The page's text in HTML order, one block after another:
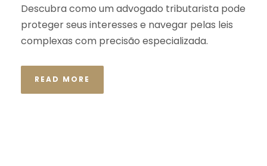
Descubra como um advogado tributarista pode
proteger seus interesses e navegar pelas leis
complexas com precisão especializada.
READ MORE